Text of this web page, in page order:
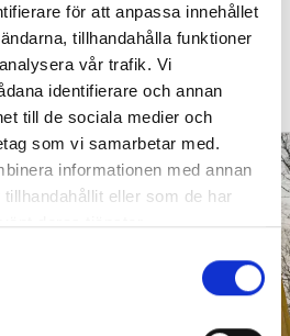
för att anpassa innehållet
tillhandahålla funktioner
vår trafik. Vi
identifierare och annan
till de sociala medier och
som vi samarbetar med.
informationen med annan
eller som de har
deras tjänster.
stå fast vid sitt
skriver Linda
och